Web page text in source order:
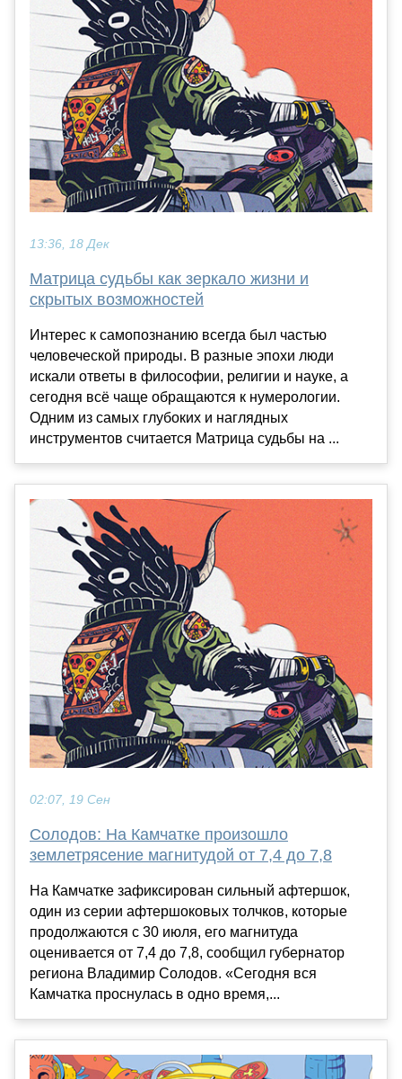
13:36, 18 Дек
Матрица судьбы как зеркало жизни и
скрытых возможностей
Интерес к самопознанию всегда был частью
человеческой природы. В разные эпохи люди
искали ответы в философии, религии и науке, а
сегодня всё чаще обращаются к нумерологии.
Одним из самых глубоких и наглядных
инструментов считается Матрица судьбы на ...
02:07, 19 Сен
Солодов: На Камчатке произошло
землетрясение магнитудой от 7,4 до 7,8
На Камчатке зафиксирован сильный афтершок,
один из серии афтершоковых толчков, которые
продолжаются с 30 июля, его магнитуда
оценивается от 7,4 до 7,8, сообщил губернатор
региона Владимир Солодов. «Сегодня вся
Камчатка проснулась в одно время,...